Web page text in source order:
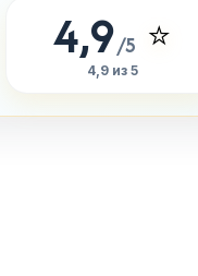
4,9/5 ⭐
4,9 из 5